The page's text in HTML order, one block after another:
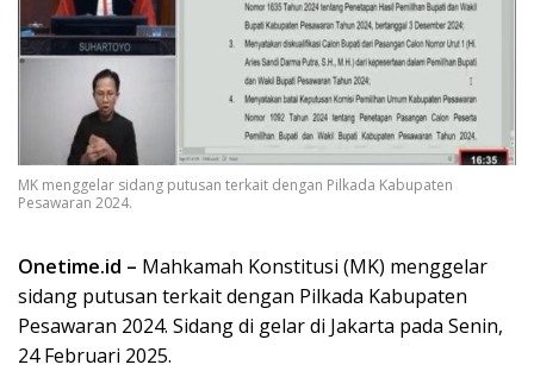
MK menggelar sidang putusan terkait dengan Pilkada Kabupaten
Pesawaran 2024.
Onetime.id – Mahkamah Konstitusi (MK) menggelar
sidang putusan terkait dengan Pilkada Kabupaten
Pesawaran 2024. Sidang di gelar di Jakarta pada Senin,
24 Februari 2025.